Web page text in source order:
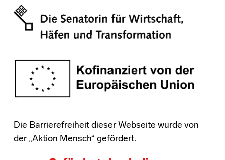
Die Barrierefreiheit dieser Webseite wurde von
der „Aktion Mensch“ gefördert.